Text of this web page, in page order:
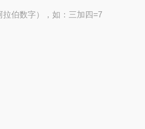
伯数字），如：三加四=7